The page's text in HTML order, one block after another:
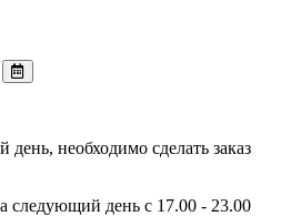
необходимо сделать заказ
следующий день с 17.00 - 23.00